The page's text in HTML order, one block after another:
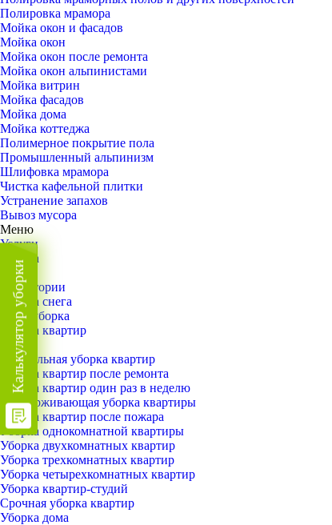
Полировка мрамора
Мойка окон и фасадов
Мойка окон
Мойка окон после ремонта
Мойка окон альпинистами
Мойка витрин
Мойка фасадов
Мойка дома
Мойка коттеджа
Полимерное покрытие пола
Промышленный альпинизм
Шлифовка мрамора
Чистка кафельной плитки
Устранение запахов
Вывоз мусора
Меню
Услуги
Уборка
Назад
Территории
Уборка снега
ВИП-уборка
Уборка квартир
Назад
Генеральная уборка квартир
Уборка квартир после ремонта
Уборка квартир один раз в неделю
Поддерживающая уборка квартиры
Уборка квартир после пожара
Уборка однокомнатной квартиры
Уборка двухкомнатных квартир
Уборка трехкомнатных квартир
Уборка четырехкомнатных квартир
Уборка квартир-студий
Срочная уборка квартир
Уборка дома
Калькулятор уборки